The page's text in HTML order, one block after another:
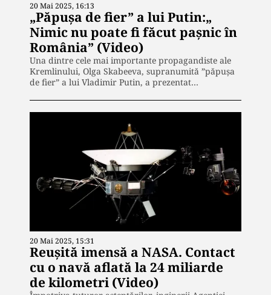
20 Mai 2025, 16:13
„Păpușa de fier” a lui Putin:„
Nimic nu poate fi făcut pașnic în
România” (Video)
Una dintre cele mai importante propagandiste ale
Kremlinului, Olga Skabeeva, supranumită ”păpușa
de fier” a lui Vladimir Putin, a prezentat…
20 Mai 2025, 15:31
Reușită imensă a NASA. Contact
cu o navă aflată la 24 miliarde
de kilometri (Video)